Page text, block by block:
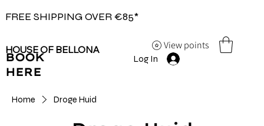
FREE SHIPPING OVER €85*
View points
HOUSE OF BELLONA
BOOK
HERE
Log In
Home Droge Huid